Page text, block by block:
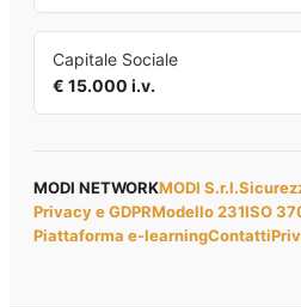
Capitale Sociale
€ 15.000 i.v.
MODI NETWORKMODI S.r.l.
Privacy e GDPRModello 231ISO
Piattaforma e-learningContatti